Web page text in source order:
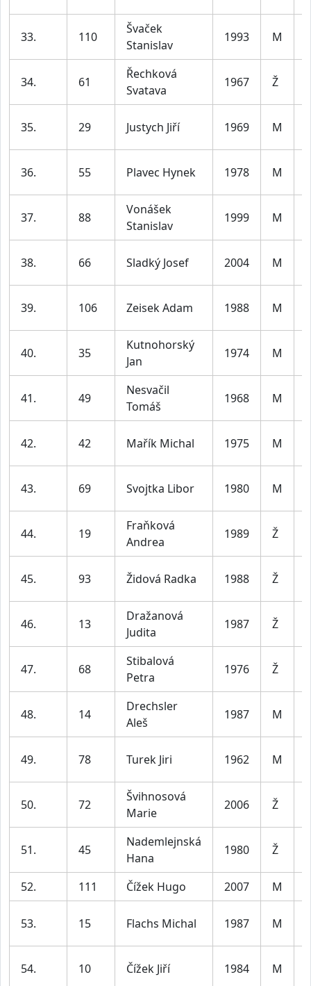
33. 110
Švaček
Stanislav
1993 M
34. 61
Řechková
Svatava
1967 Ž
35. 29 Justych Jiří 1969 M
36. 55 Plavec Hynek 1978 M
37. 88
Vonášek
Stanislav
1999 M
38. 66 Sladký Josef 2004 M
39. 106 Zeisek Adam 1988 M
40. 35
Kutnohorský
Jan
1974 M
41. 49
Nesvačil
Tomáš
1968 M
42. 42 Mařík Michal 1975 M
43. 69 Svojtka Libor 1980 M
44. 19
Fraňková
Andrea
1989 Ž
45. 93 Židová Radka 1988 Ž
46. 13
Dražanová
Judita
1987 Ž
47. 68
Stibalová
Petra
1976 Ž
48. 14
Drechsler
Aleš
1987 M
49. 78 Turek Jiri 1962 M
50. 72
Švihnosová
Marie
2006 Ž
51. 45
Nademlejnská
Hana
1980 Ž
52.
111 Čížek Hugo 2007 M
53. 15 Flachs Michal 1987 M
54. 10 Čížek Jiří 1984 M